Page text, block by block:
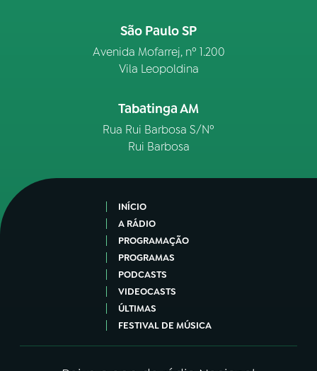
São Paulo SP
Avenida Mofarrej, nº 1.200
Vila Leopoldina
Tabatinga AM
Rua Rui Barbosa S/Nº
Rui Barbosa
INÍCIO
A RÁDIO
PROGRAMAÇÃO
PROGRAMAS
PODCASTS
VIDEOCASTS
ÚLTIMAS
FESTIVAL DE MÚSICA